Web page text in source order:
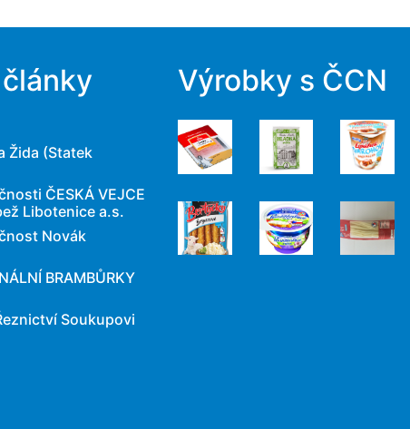
Žida (Statek
ČESKÁ VEJCE
Libotenice a.s.
Novák
BRAMBŮRKY
Soukupovi
Výrobky s ČCN